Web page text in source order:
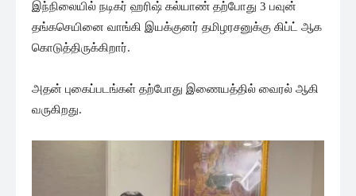
இந்நிலையில் நடிகர் ஹரிஷ் கல்யாண் தற்போது 3 பவுன்
தங்கசெயினை வாங்கி இயக்குனர் தமிழரசனுக்கு கிப்ட் ஆக
கொடுத்திருக்கிறார்.
அதன் புகைப்படங்கள் தற்போது இணையத்தில் வைரல் ஆகி
வருகிறது.